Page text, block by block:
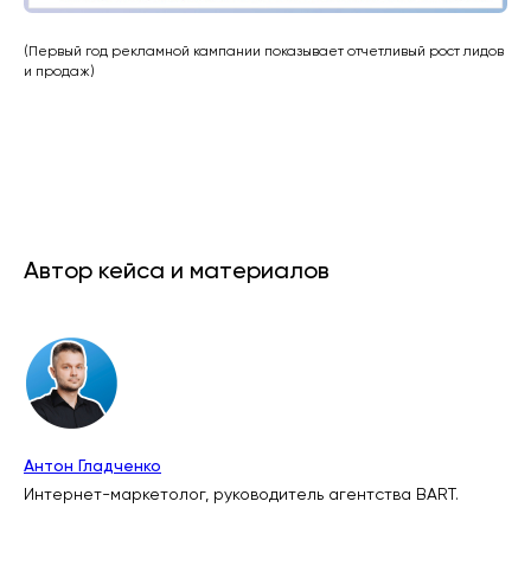
(Первый год рекламной кампании показывает отчетливый рост лидов
и продаж)
Автор кейса и материалов
Антон Гладченко
Интернет-маркетолог, руководитель агентства BART.